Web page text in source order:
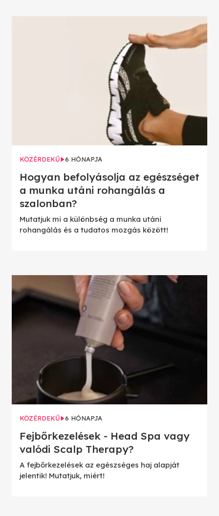
KÖZÉRDEKŰ 6 HÓNAPJA
Hogyan befolyásolja az egészséget
a munka utáni rohangálás a
szalonban?
Mutatjuk mi a különbség a munka utáni
rohangálás és a tudatos mozgás között!
KÖZÉRDEKŰ 6 HÓNAPJA
Fejbőrkezelések - Head Spa vagy
valódi Scalp Therapy?
A fejbőrkezelések az egészséges haj alapját
jelentik! Mutatjuk, miért!